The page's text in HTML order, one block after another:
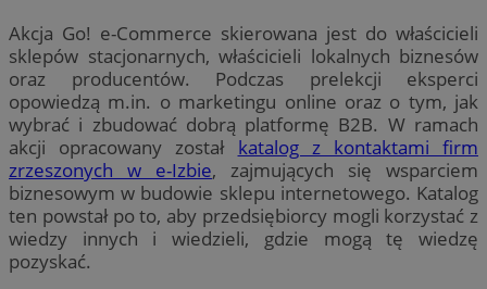
Akcja Go! e-Commerce skierowana jest do właścicieli
sklepów stacjonarnych, właścicieli lokalnych biznesów
oraz producentów. Podczas prelekcji eksperci
opowiedzą m.in. o marketingu online oraz o tym, jak
wybrać i zbudować dobrą platformę B2B. W ramach
akcji opracowany został katalog z kontaktami firm
zrzeszonych w e-Izbie, zajmujących się wsparciem
biznesowym w budowie sklepu internetowego. Katalog
ten powstał po to, aby przedsiębiorcy mogli korzystać z
wiedzy innych i wiedzieli, gdzie mogą tę wiedzę
pozyskać.